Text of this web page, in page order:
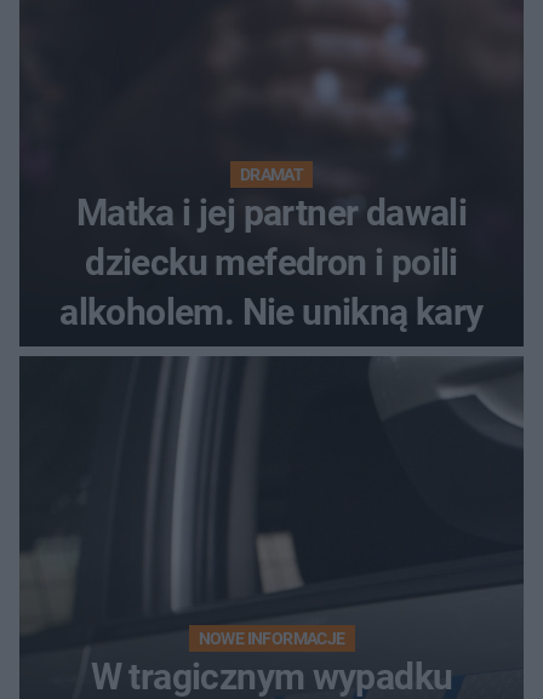
DRAMAT
Matka i jej partner dawali
dziecku mefedron i poili
alkoholem. Nie unikną kary
NOWE INFORMACJE
W tragicznym wypadku